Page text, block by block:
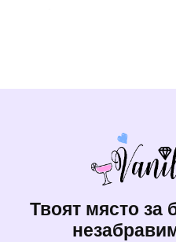
Твоят място за